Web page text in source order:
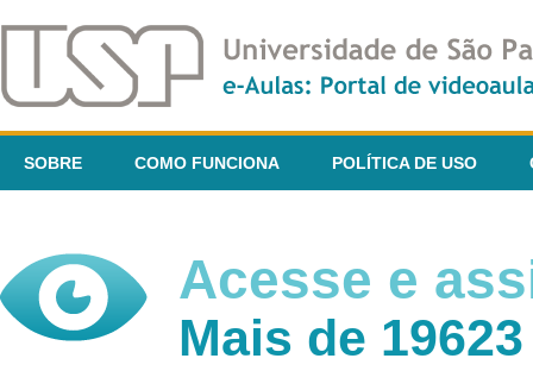
SOBRE COMO FUNCIONA POLÍTICA DE USO
Acesse e
Mais de